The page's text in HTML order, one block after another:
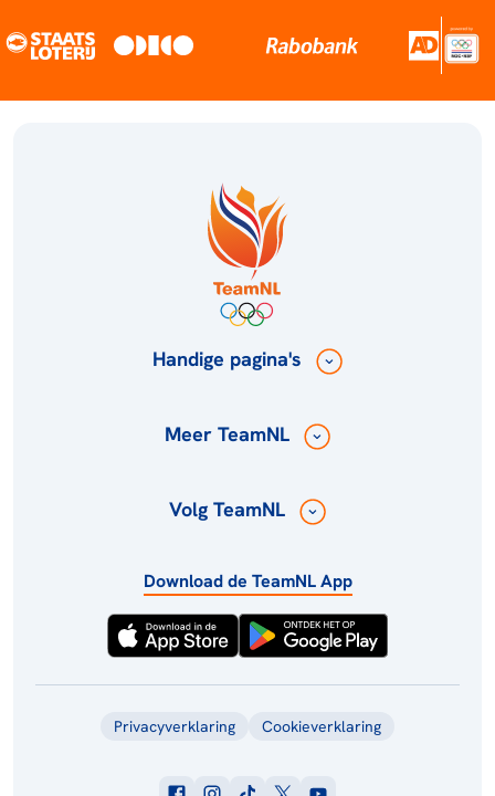
Handige pagina's
Meer TeamNL
Volg TeamNL
Download de TeamNL App
Privacyverklaring Cookieverklaring